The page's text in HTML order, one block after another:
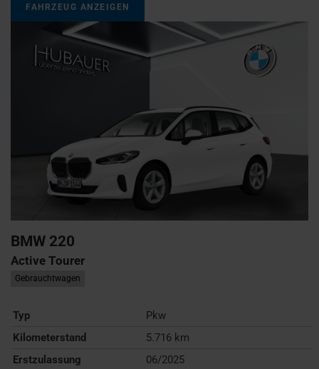
FAHRZEUG ANZEIGEN
BMW 220
Active Tourer
Gebrauchtwagen
Typ
Pkw
Kilometerstand
5.716 km
Erstzulassung
06/2025